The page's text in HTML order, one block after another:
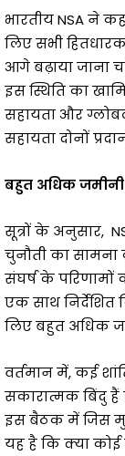
भारतीय NSA ने
लिए सभी
आगे बढ़ाया जाना
इस स्थिति का
सहायता और
सहायता दोनों
बहुत अधिक
सूत्रों के अनुसार,
चुनौती का सामना
संघर्ष के परिणामों
एक साथ निर्देशित
लिए बहुत अधिक
वर्तमान में, कई
सकारात्मक बिंदु हैं
इस बैठक में जिस
यह है कि क्या